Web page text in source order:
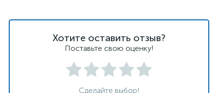
Хотите оставить отзыв?
Поставьте свою оценку!
Сделайте выбор!